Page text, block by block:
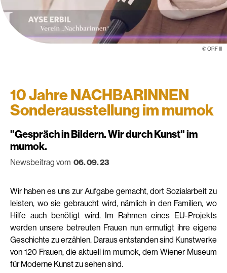
©ORF III
10 Jahre NACHBARINNEN
Sonderausstellung im mumok
"Gespräch in Bildern. Wir durch Kunst" im
mumok.
Newsbeitrag vom 06. 09. 23
Wir haben es uns zur Aufgabe gemacht, dort Sozialarbeit zu
leisten, wo sie gebraucht wird, nämlich in den Familien, wo
Hilfe auch benötigt wird. Im Rahmen eines EU-Projekts
werden unsere betreuten Frauen nun ermutigt ihre eigene
Geschichte zu erzählen. Daraus entstanden sind Kunstwerke
von 120 Frauen, die aktuell im mumok, dem Wiener Museum
für Moderne Kunst zu sehen sind.